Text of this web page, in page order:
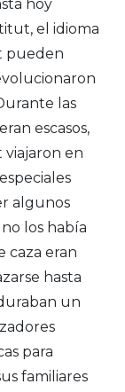
hoy
el idioma
pueden
las
eran escasos,
viajaron en
algunos
los había
caza eran
hasta
un
para
familiares